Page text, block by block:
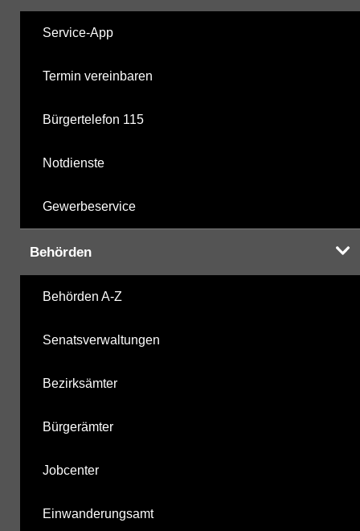
Service-App
Termin vereinbaren
Bürgertelefon 115
Notdienste
Gewerbeservice
Behörden
Behörden A-Z
Senatsverwaltungen
Bezirksämter
Bürgerämter
Jobcenter
Einwanderungsamt